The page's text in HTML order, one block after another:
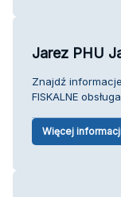
Jarez PHU
Znajdź
FISKALNE
Więcej